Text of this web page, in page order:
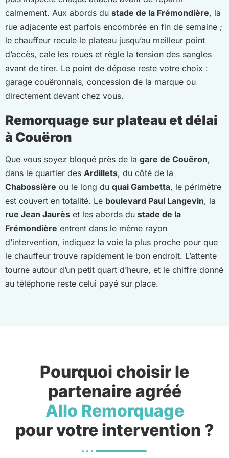
calmement. Aux abords du stade de la Frémondière, la
rue adjacente est parfois encombrée en fin de semaine ;
le chauffeur recule le plateau jusqu’au meilleur point
d’accès, cale les roues et règle la tension des sangles
avant de tirer. Le point de dépose reste votre choix :
garage couëronnais, concession de la marque ou
directement devant chez vous.
Remorquage sur plateau et délai
à Couëron
Que vous soyez bloqué près de la gare de Couëron,
dans le quartier des Ardillets, du côté de la
Chabossière ou le long du quai Gambetta, le périmètre
est couvert en totalité. Le boulevard Paul Langevin, la
rue Jean Jaurès et les abords du stade de la
Frémondière entrent dans le même rayon
d’intervention, indiquez la voie la plus proche pour que
le chauffeur trouve rapidement le bon endroit. L’attente
tourne autour d’un petit quart d’heure, et le chiffre donné
au téléphone reste celui payé sur place.
Pourquoi choisir le
partenaire agréé
Allo Remorquage
pour votre intervention ?